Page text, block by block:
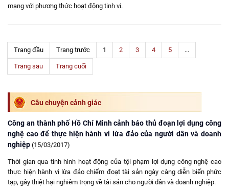
mạng với phương thức hoạt động tinh vi.
Trang đầu Trang trước 1 2 3 4 5 ...
Trang sau Trang cuối
Câu chuyện cảnh giác
Công an thành phố Hồ Chí Minh cảnh báo thủ đoạn lợi dụng công
nghệ cao để thực hiện hành vi lừa đảo của người dân và doanh
nghiệp (15/03/2017)
Thời gian qua tình hình hoạt động của tội phạm lợi dụng công nghệ cao
thực hiện hành vi lừa đảo chiếm đoạt tài sản ngày càng diễn biến phức
tạp, gây thiệt hại nghiêm trọng về tài sản cho người dân và doanh nghiệp.